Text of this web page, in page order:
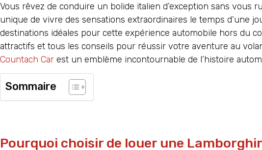
Vous rêvez de conduire un bolide italien d’exception sans vous
unique de vivre des sensations extraordinaires le temps d’une
destinations idéales pour cette expérience automobile hors du
attractifs et tous les conseils pour réussir votre aventure au
Countach Car est un emblème incontournable de l’histoire
Sommaire
Pourquoi choisir de louer une